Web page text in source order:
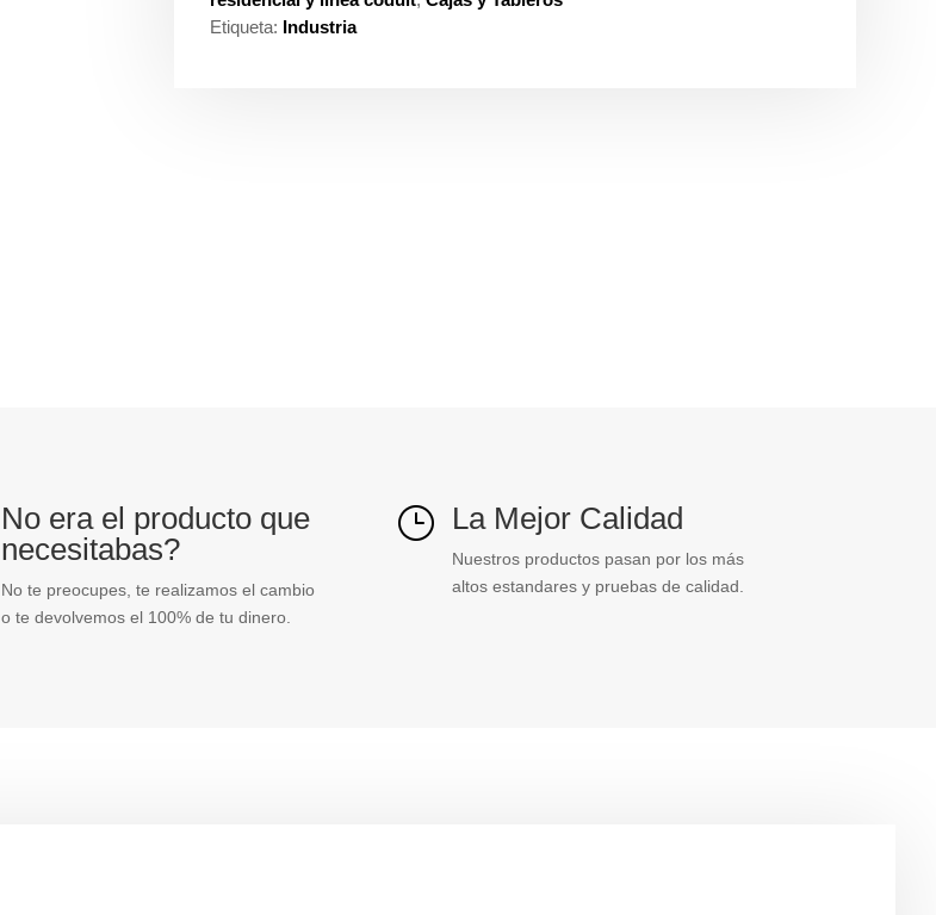
Etiqueta: Industria
No era el producto que
necesitabas?
No te preocupes, te realizamos el cambio
o te devolvemos el 100% de tu dinero.
} La Mejor Calidad
Nuestros productos pasan por los más
altos estandares y pruebas de calidad.